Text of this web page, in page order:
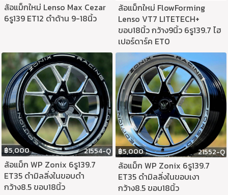
ล้อแม็กใหม่ Lenso Max Cezar
6รู139 ET12 ดำด้าน 9-18นิ้ว
ล้อแม็กใหม่ FlowForming
Lenso VT7 LITETECH+
ขอบ18นิ้ว กว้าง9นิ้ว 6รู139.7 ไฮ
เปอร์ดาร์ค ET0
฿5,000 21554-Q
ล้อแม็ก WP Zonix 6รู139.7
ET35 ดำมิลลิ่งในขอบดำ
กว้าง8.5 ขอบ18นิ้ว
฿5,000 21552-Q
ล้อแม็ก WP Zonix 6รู139.7
ET35 ดำมิลลิ่งในขอบเงา
กว้าง8.5 ขอบ18นิ้ว